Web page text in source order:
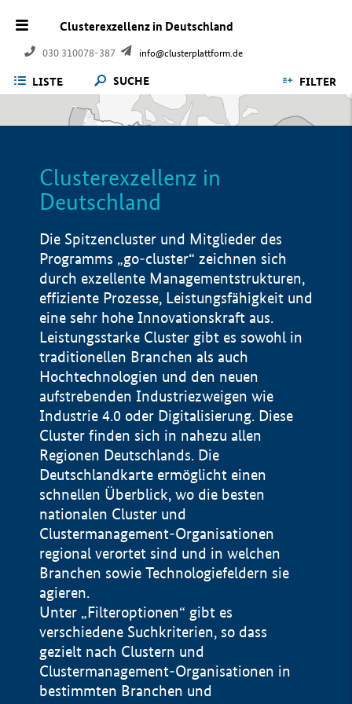
Clusterexzellenz in Deutschland
030 310078-387 info@clusterplattform.de
LISTE SUCHE FILTER
Clusterexzellenz in
Deutschland
Die Spitzencluster und Mitglieder des
Programms „go-cluster“ zeichnen sich
durch exzellente Managementstrukturen,
effiziente Prozesse, Leistungsfähigkeit und
eine sehr hohe Innovationskraft aus.
Leistungsstarke Cluster gibt es sowohl in
traditionellen Branchen als auch
Hochtechnologien und den neuen
aufstrebenden Industriezweigen wie
Industrie 4.0 oder Digitalisierung. Diese
Cluster finden sich in nahezu allen
Regionen Deutschlands. Die
Deutschlandkarte ermöglicht einen
schnellen Überblick, wo die besten
nationalen Cluster und
Clustermanagement-Organisationen
regional verortet sind und in welchen
Branchen sowie Technologiefeldern sie
agieren.
Unter „Filteroptionen“ gibt es
verschiedene Suchkriterien, so dass
gezielt nach Clustern und
Clustermanagement-Organisationen in
bestimmten Branchen und
Impressum
Datenschutzerklärung
BMWE, 2026 ©
100 km © Geobasis-DE / BKG 2015